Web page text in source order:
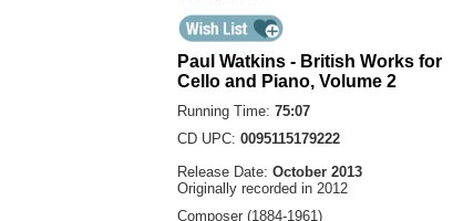
Paul Watkins - British Works for
Cello and Piano, Volume 2
Running Time: 75:07
CD UPC: 0095115179222
Release Date: October 2013
Originally recorded in 2012
Composer (1884-1961)